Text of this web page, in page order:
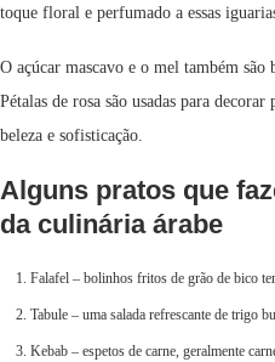
toque floral e perfumado a essas
O açúcar mascavo e o mel também são
Pétalas de rosa são usadas para
beleza e sofisticação.
Alguns pratos que
da culinária árabe
Falafel – bolinhos fritos de grão de bico
Tabule – uma salada refrescante de trigo
Kebab – espetos de carne, geralmente